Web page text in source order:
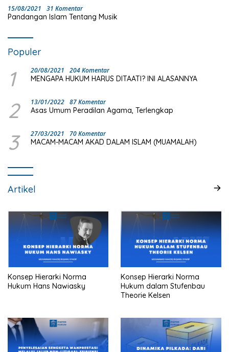
15/08/2021 31 Komentar
Pandangan Islam Tentang Musik
Populer
1 20/08/2021 204 Komentar
MENGAPA HUKUM HARUS DITAATI? INI ALASANNYA
2 13/01/2022 87 Komentar
Asas Umum Peradilan Agama, Terlengkap
3 27/03/2021 70 Komentar
MACAM-MACAM AKAD DALAM ISLAM (MUAMALAH)
Artikel
Konsep Hierarki Norma
Hukum Hans Nawiasky
Konsep Hierarki Norma
Hukum dalam Stufenbau
Theorie Kelsen